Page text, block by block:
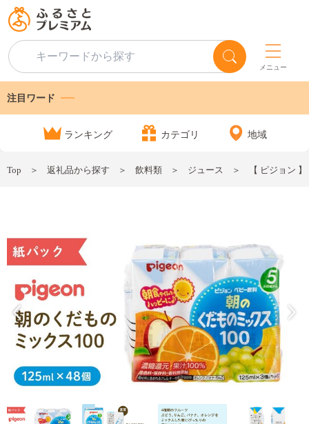
メニュー
注目ワード
ランキング カテゴリ 地域
Top 返礼品から探す 飲料類 ジュース 【 ピジョン